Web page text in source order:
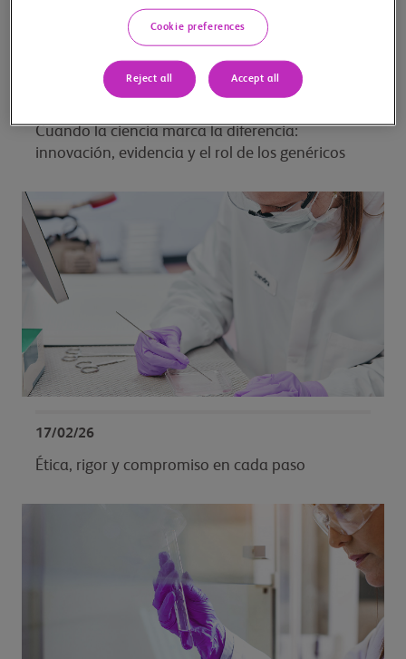
Cuando la ciencia marca la diferencia:
innovación, evidencia y el rol de los genéricos
17/02/26
Ética, rigor y compromiso en cada paso
Cookie preferences
Reject all Accept all